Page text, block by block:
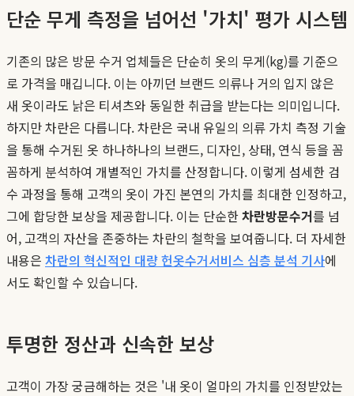
단순 무게 측정을 넘어선 '가치' 평가 시스템
기존의 많은 방문 수거 업체들은 단순히 옷의 무게(kg)를 기준으
로 가격을 매깁니다. 이는 아끼던 브랜드 의류나 거의 입지 않은
새 옷이라도 낡은 티셔츠와 동일한 취급을 받는다는 의미입니다.
하지만 차란은 다릅니다. 차란은 국내 유일의 의류 가치 측정 기술
을 통해 수거된 옷 하나하나의 브랜드, 디자인, 상태, 연식 등을 꼼
꼼하게 분석하여 개별적인 가치를 산정합니다. 이렇게 섬세한 검
수 과정을 통해 고객의 옷이 가진 본연의 가치를 최대한 인정하고,
그에 합당한 보상을 제공합니다. 이는 단순한차란방문수거를 넘
어, 고객의 자산을 존중하는 차란의 철학을 보여줍니다. 더 자세한
내용은 차란의 혁신적인 대량 헌옷수거서비스 심층 분석 기사에
서도 확인할 수 있습니다.
투명한 정산과 신속한 보상
고객이 가장 궁금해하는 것은 '내 옷이 얼마의 가치를 인정받았는